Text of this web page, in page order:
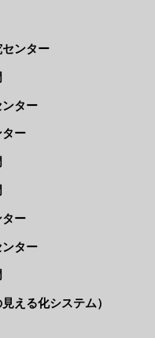
ンター
ター
ター
ター
ター
える化システム）